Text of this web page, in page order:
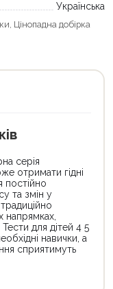
Українська
, Цінопадна добірка
серія
отримати гідні
постійно
та змін у
напрямках,
для дітей 4 5
навички, а
сприятимуть